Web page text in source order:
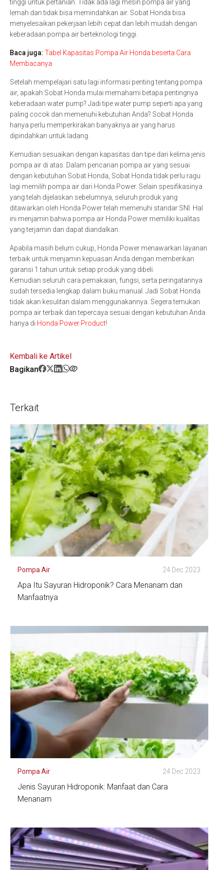
tinggi untuk pertanian. Tidak ada lagi mesin pompa air yang
lemah dan tidak bisa memindahkan air. Sobat Honda bisa
menyelesaikan pekerjaan lebih cepat dan lebih mudah dengan
keberadaan pompa air berteknologi tinggi.
Baca juga: Tabel Kapasitas Pompa Air Honda beserta Cara
Membacanya
Setelah mempelajari satu lagi informasi penting tentang pompa
air, apakah Sobat Honda mulai memahami betapa pentingnya
keberadaan water pump? Jadi tipe water pump seperti apa yang
paling cocok dan memenuhi kebutuhan Anda? Sobat Honda
hanya perlu memperkirakan banyaknya air yang harus
dipindahkan untuk ladang.
Kemudian sesuaikan dengan kapasitas dan tipe dari kelima jenis
pompa air di atas. Dalam pencarian pompa air yang sesuai
dengan kebutuhan Sobat Honda, Sobat Honda tidak perlu ragu
lagi memilih pompa air dari Honda Power. Selain spesifikasinya
yang telah dijelaskan sebelumnya, seluruh produk yang
ditawarkan oleh Honda Power telah memenuhi standar SNI. Hal
ini menjamin bahwa pompa air Honda Power memiliki kualitas
yang terjamin dan dapat diandalkan.
Apabila masih belum cukup, Honda Power menawarkan layanan
terbaik untuk menjamin kepuasan Anda dengan memberikan
garansi 1 tahun untuk setiap produk yang dibeli.
Kemudian seluruh cara pemakaian, fungsi, serta peringatannya
sudah tersedia lengkap dalam buku manual. Jadi Sobat Honda
tidak akan kesulitan dalam menggunakannya. Segera temukan
pompa air terbaik dan tepercaya sesuai dengan kebutuhan Anda
hanya di Honda Power Product!
Kembali ke Artikel
Bagikan
Terkait
Pompa Air 24 Dec 2023
Apa Itu Sayuran Hidroponik? Cara Menanam dan
Manfaatnya
Lihat Detail
Pompa Air 24 Dec 2023
Jenis Sayuran Hidroponik: Manfaat dan Cara
Menanam
Lihat Detail